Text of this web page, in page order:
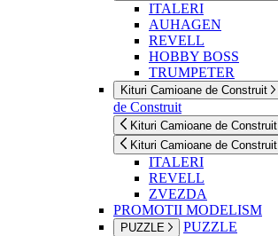
ITALERI
AUHAGEN
REVELL
HOBBY BOSS
TRUMPETER
Kituri Camioane de Construit
de Construit
Kituri Camioane de Construit
Kituri Camioane de Construit
ITALERI
REVELL
ZVEZDA
PROMOTII MODELISM
PUZZLE PUZZLE